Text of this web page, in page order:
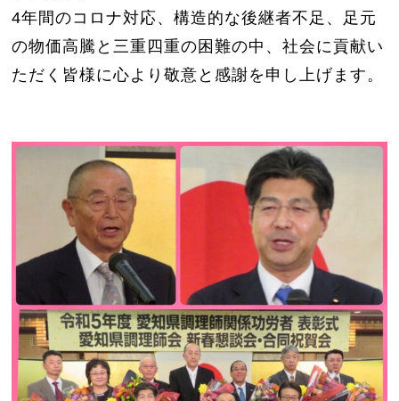
4年間のコロナ対応、構造的な後継者不足、足元
の物価高騰と三重四重の困難の中、社会に貢献い
ただく皆様に心より敬意と感謝を申し上げます。